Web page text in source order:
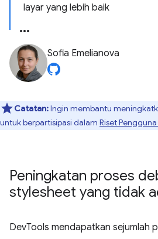
layar yang lebih baik
Sofia Emelianova
Catatan:Ingin membantu
untuk berpartisipasi dalam Riset
Peningkatan proses
stylesheet yang tidak
DevTools mendapatkan sejumlah